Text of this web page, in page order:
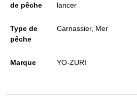
de pêche
lancer
Type de
pêche
Carnassier, Mer
Marque YO-ZURI